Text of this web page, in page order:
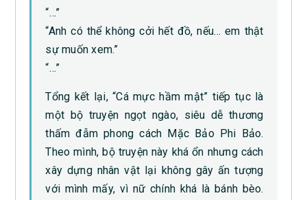
“…”
“Anh có thể không cởi hết đồ, nếu… em thật
sự muốn xem.”
“…”
Tổng kết lại, “Cá mực hầm mật” tiếp tục là
một bộ truyện ngọt ngào, siêu dễ thương
thấm đẫm phong cách Mặc Bảo Phi Bảo.
Theo mình, bộ truyện này khá ổn nhưng cách
xây dựng nhân vật lại không gây ấn tượng
với mình mấy, vì nữ chính khá là bánh bèo.